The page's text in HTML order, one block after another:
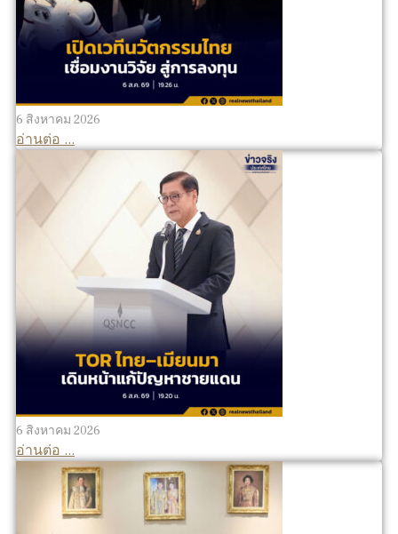
6 สิงหาคม 2026
อ่านต่อ ...
6 สิงหาคม 2026
อ่านต่อ ...